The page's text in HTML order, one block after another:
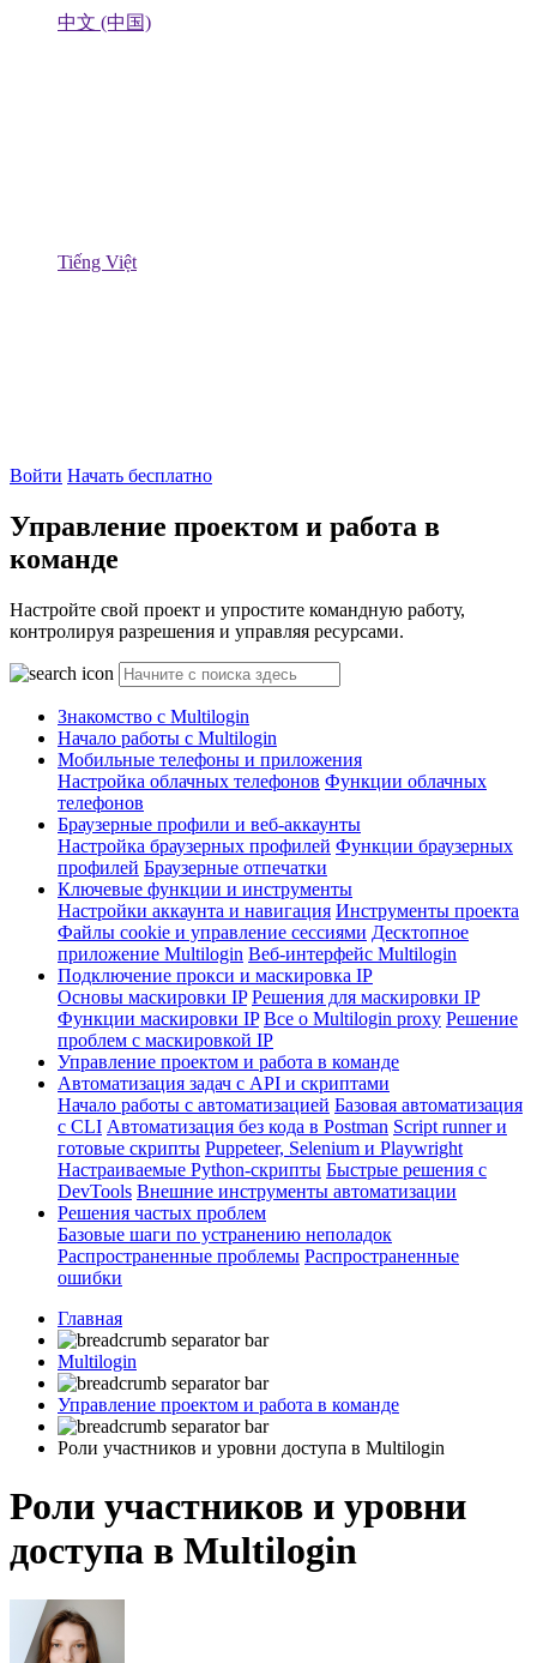
中文 (中国)
Tiếng Việt
Войти Начать бесплатно
Управление проектом и работа в
команде
Настройте свой проект и упростите командную работу,
контролируя разрешения и управляя ресурсами.
Знакомство с Multilogin
Начало работы с Multilogin
Мобильные телефоны и приложения
Настройка облачных телефонов Функции облачных
телефонов
Браузерные профили и веб-аккаунты
Настройка браузерных профилей Функции браузерных
профилей Браузерные отпечатки
Ключевые функции и инструменты
Настройки аккаунта и навигация Инструменты проекта
Файлы cookie и управление сессиями Десктопное
приложение Multilogin Веб-интерфейс Multilogin
Подключение прокси и маскировка IP
Основы маскировки IP Решения для маскировки IP
Функции маскировки IP Все о Multilogin proxy Решение
проблем с маскировкой IP
Управление проектом и работа в команде
Автоматизация задач с API и скриптами
Начало работы с автоматизацией Базовая автоматизация
с CLI Автоматизация без кода в Postman Script runner и
готовые скрипты Puppeteer, Selenium и Playwright
Настраиваемые Python-скрипты Быстрые решения с
DevTools Внешние инструменты автоматизации
Решения частых проблем
Базовые шаги по устранению неполадок
Распространенные проблемы Распространенные
ошибки
Главная
Multilogin
Управление проектом и работа в команде
Роли участников и уровни доступа в Multilogin
Роли участников и уровни
доступа в Multilogin